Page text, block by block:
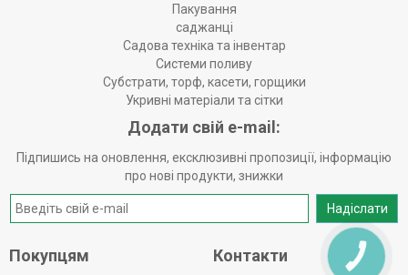
Пакування
саджанці
Садова техніка та інвентар
Системи поливу
Субстрати, торф, касети, горщики
Укривні матеріали та сітки
Додати свій e-mail:
Підпишись на оновлення, ексклюзивні пропозиції, інформацію
про нові продукти, знижки
Надіслати
Покупцям Контакти
КНОПКА
ЗВ'ЯЗКУ